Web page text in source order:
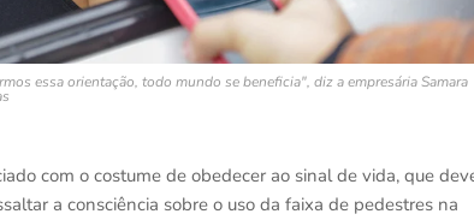
essa orientação, todo mundo se beneficia", diz a empresária Samara
com o costume de obedecer ao sinal de vida, que
a consciência sobre o uso da faixa de pedestres na